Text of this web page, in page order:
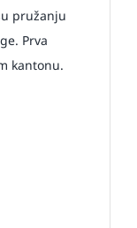
pružanju
Prva
kantonu.